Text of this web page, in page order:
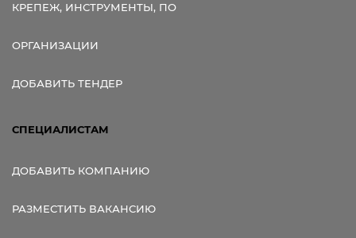
КРЕПЕЖ, ИНСТРУМЕНТЫ, ПО
ОРГАНИЗАЦИИ
ДОБАВИТЬ ТЕНДЕР
СПЕЦИАЛИСТАМ
ДОБАВИТЬ КОМПАНИЮ
РАЗМЕСТИТЬ ВАКАНСИЮ